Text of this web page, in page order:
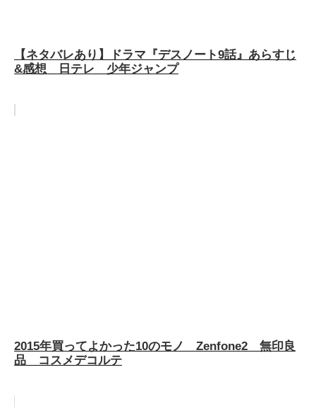
【ネタバレあり】ドラマ『デスノート9話』あらすじ
&感想 日テレ 少年ジャンプ
2015年買ってよかった10のモノ Zenfone2 無印良
品 コスメデコルテ